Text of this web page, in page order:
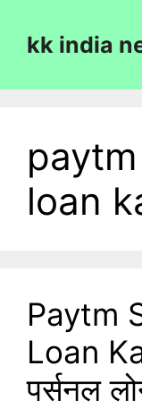
contentkk india
loan
Paytm
Loan
पर्सनल